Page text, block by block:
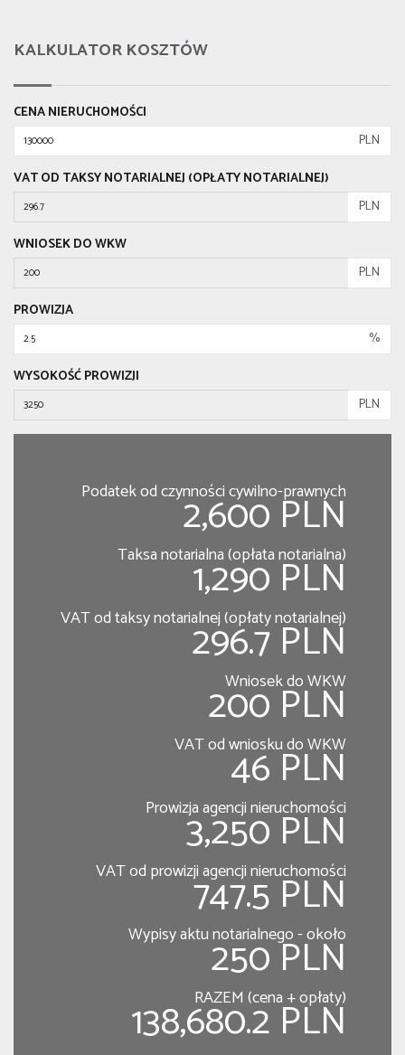
KALKULATOR KOSZTÓW
CENA NIERUCHOMOŚCI
PLN
VAT OD TAKSY NOTARIALNEJ (OPŁATY NOTARIALNEJ)
PLN
WNIOSEK DO WKW
PLN
PROWIZJA
%
WYSOKOŚĆ PROWIZJI
PLN
Podatek od czynności cywilno-prawnych
2,600 PLN
Taksa notarialna (opłata notarialna)
1,290 PLN
VAT od taksy notarialnej (opłaty notarialnej)
296.7 PLN
Wniosek do WKW
200 PLN
VAT od wniosku do WKW
46 PLN
Prowizja agencji nieruchomości
3,250 PLN
VAT od prowizji agencji nieruchomości
747.5 PLN
Wypisy aktu notarialnego - około
250 PLN
RAZEM (cena + opłaty)
138,680.2 PLN